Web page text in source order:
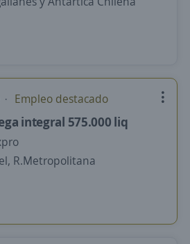
Empleo destacado
integral 575.000 liq
R.Metropolitana